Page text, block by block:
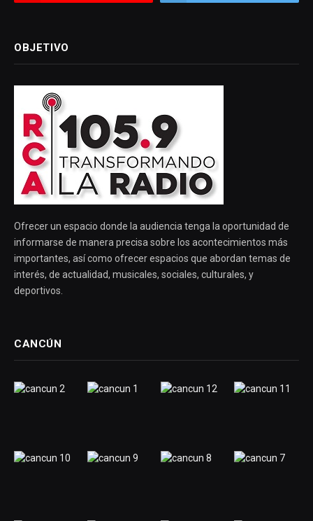
OBJETIVO
Ofrecer un espacio donde la audiencia tenga la oportunidad de
informarse de manera precisa sobre los acontecimientos más
importantes, así como ofrecer espacios que abordan temas de
interés, de actualidad, musicales, sociales, culturales, y
deportivos.
CANCÚN